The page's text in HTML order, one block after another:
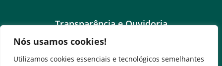
Nós usamos cookies!
Utilizamos cookies essenciais e tecnológicos semelhantes
Transparência e Ouvidoria
LGPD
Goiás Transparência